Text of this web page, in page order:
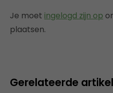
Je moet ingelogd zijn op
plaatsen.
Gerelateerde